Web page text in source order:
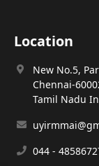
Location
New No.5,
Chennai-
Tamil Nadu
044 -